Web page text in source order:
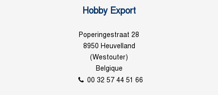
Hobby Export
Poperingestraat 28
8950 Heuvelland
(Westouter)
Belgique
00 32 57 44 51 66